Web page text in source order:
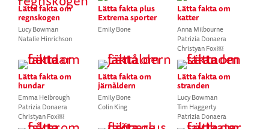
Lätta fakta om
regnskogen
Lucy Bowman
Natalie Hinrichson
Lätta fakta plus
Extrema sporter
Emily Bone
Lätta fakta om
katter
Anna Milbourne
Patrizia Donaera
Christyan Fox￼
Lätta fakta om
hundar
Emma Helbrough
Patrizia Donaera
Christyan Fox￼
Lätta fakta om
järnåldern
Emily Bone
Colin King
Lätta fakta om
stranden
Lucy Bowman
Tim Haggerty
Patrizia Donaera